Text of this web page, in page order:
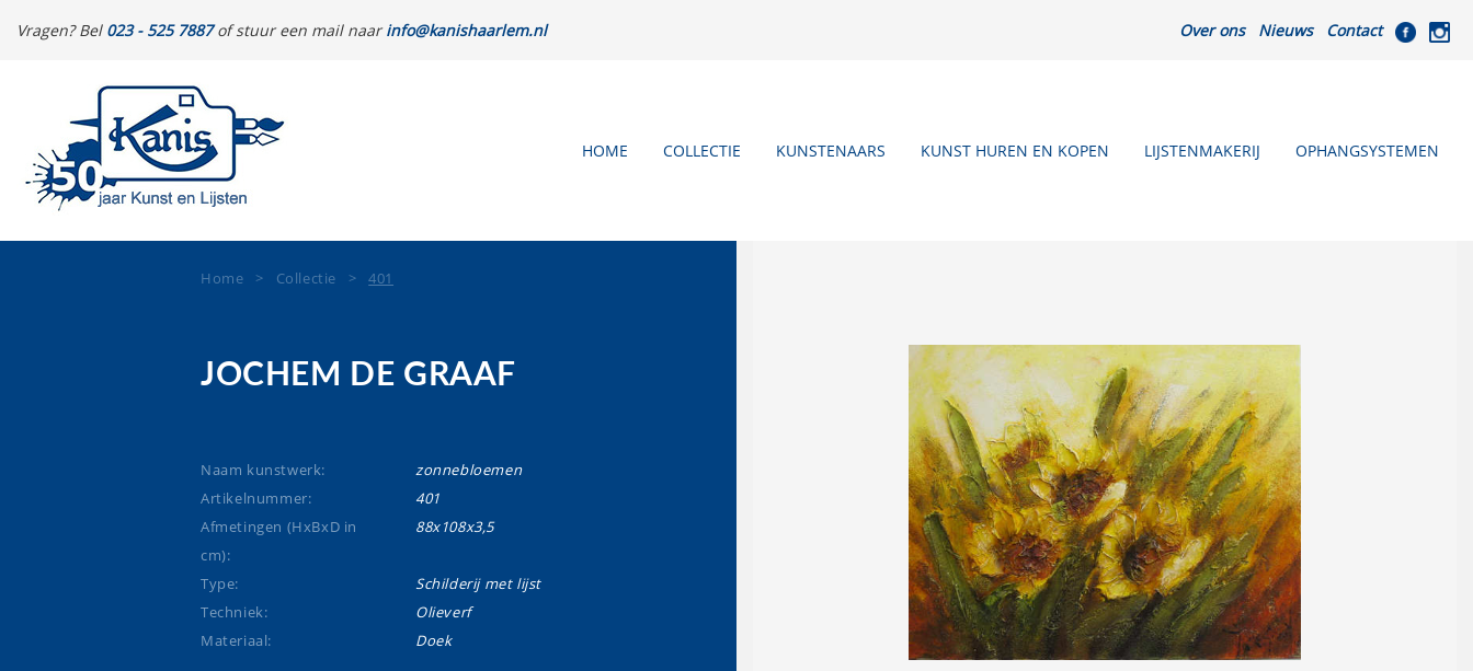
Vragen? Bel 023 - 525 7887of stuur een mail naarinfo@kanishaarlem.nl Over ons Nieuws Contact
HOME COLLECTIE KUNSTENAARS KUNST HUREN EN KOPEN LIJSTENMAKERIJ OPHANGSYSTEMEN
Home > Collectie >401
JOCHEM DE GRAAF
Naam kunstwerk:
zonnebloemen
Artikelnummer:
401
Afmetingen (HxBxD in
cm):
88x108x3,5
Type:
Schilderij met lijst
Techniek:
Olieverf
Materiaal:
Doek